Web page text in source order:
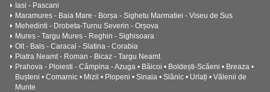
Iasi - Pascani
Maramures - Baia Mare - Borșa - Sighetu Marmatiei - Viseu de Sus
Mehedinti - Drobeta-Turnu Severin - Orșova
Mures - Targu Mures - Reghin - Sighisoara
Olt - Bals - Caracal - Slatina - Corabia
Piatra Neamt - Roman - Bicaz - Targu Neamt
Prahova - Ploiesti - Câmpina - Azuga • Băicoi • Boldești-Scăeni • Breaza •
Bușteni • Comarnic • Mizil • Plopeni • Sinaia • Slănic • Urlați • Vălenii de
Munte